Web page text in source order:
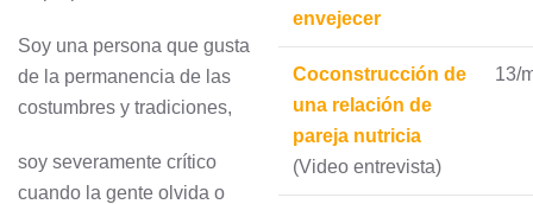
Soy una persona que gusta
de la permanencia de las
costumbres y tradiciones,
soy severamente crítico
cuando la gente olvida o
envejecer
Coconstrucción de
una relación de
pareja nutricia
(Video entrevista)
13/